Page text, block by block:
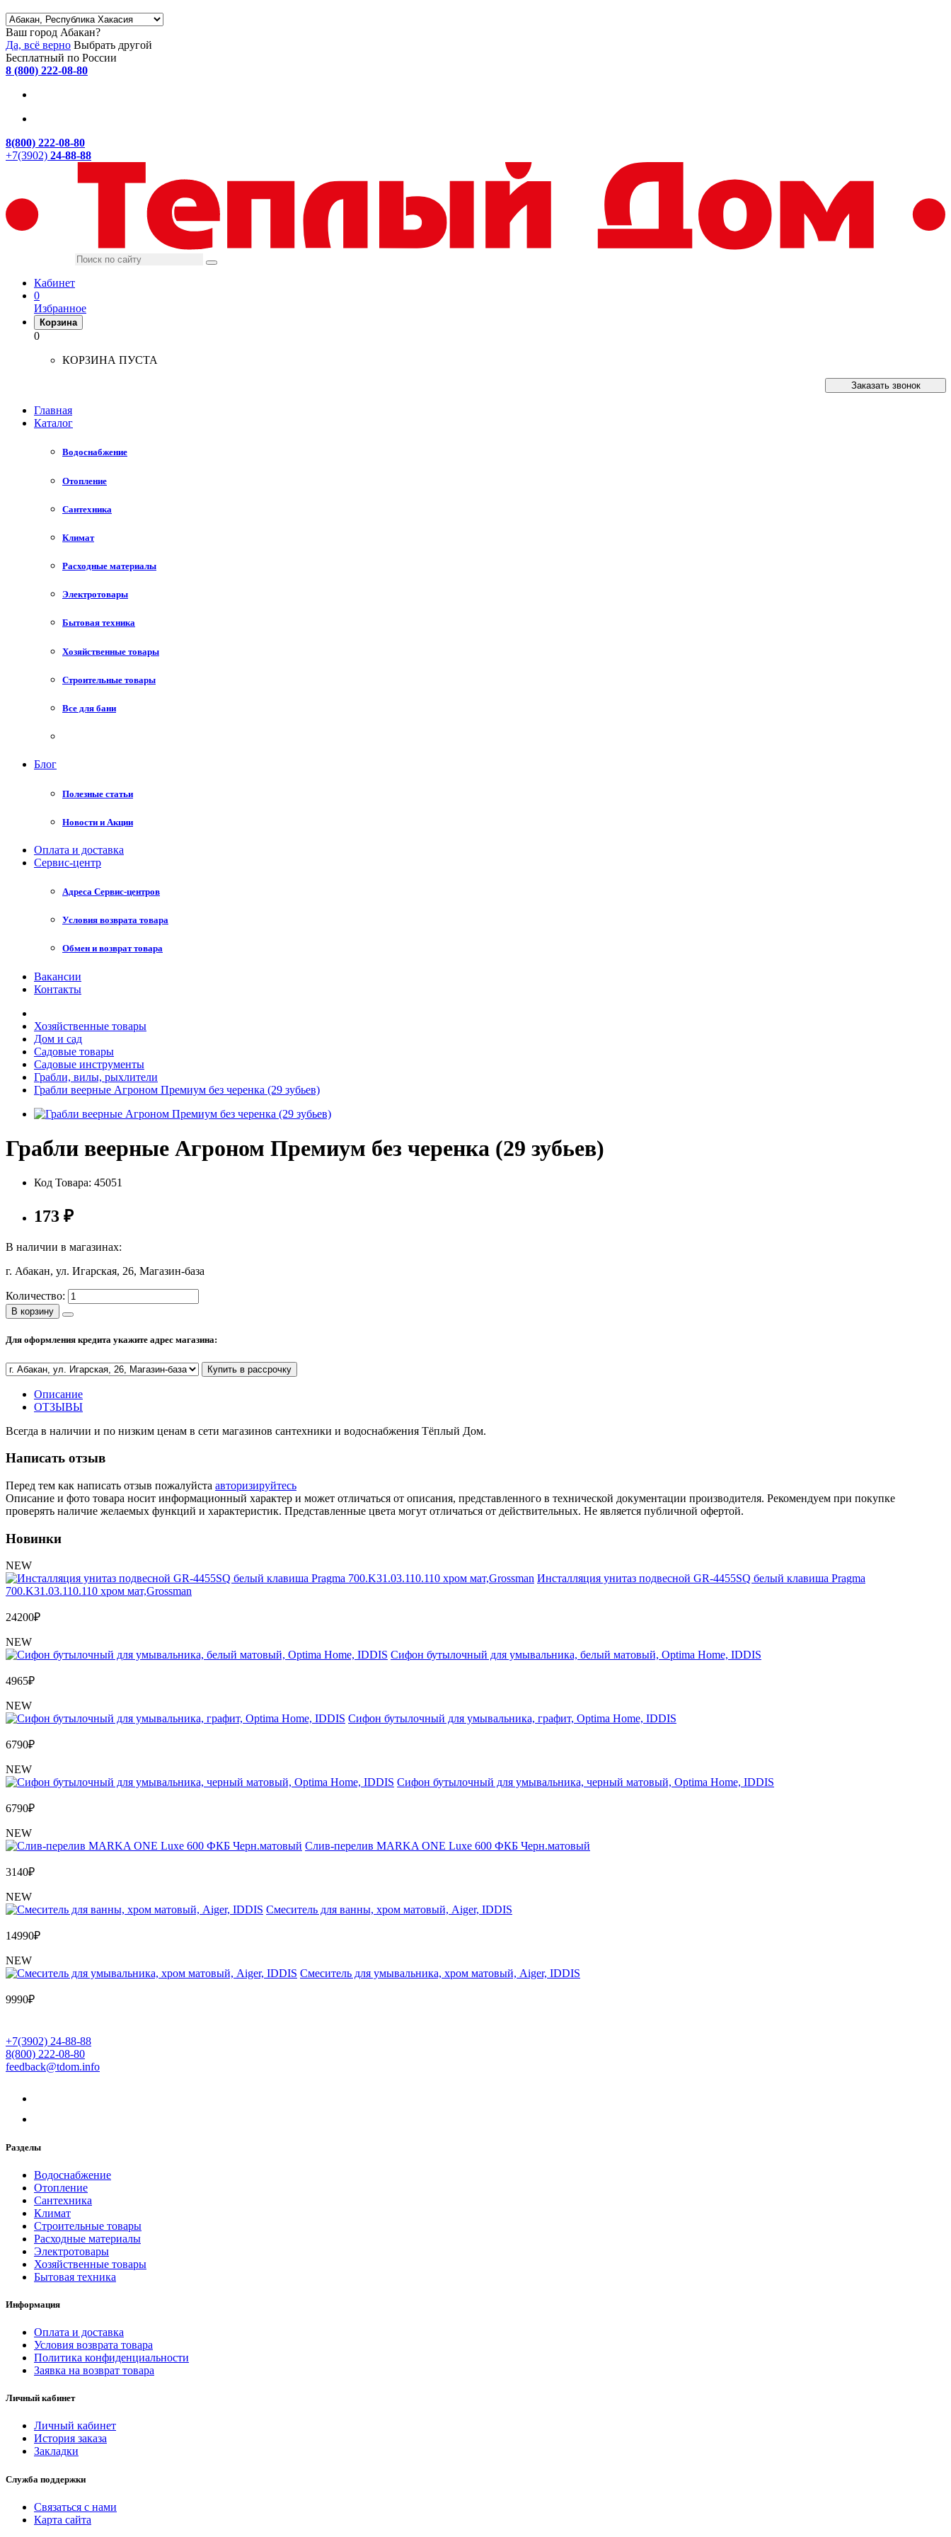
Ваш город Абакан?
Да, всё верно Выбрать другой
Бесплатный по России
8 (800) 222-08-80
8(800) 222-08-80
+7(3902) 24-88-88
Кабинет
0
Избранное
Корзина
0
КОРЗИНА ПУСТА
Заказать звонок
Главная
Каталог
Водоснабжение
Отопление
Сантехника
Климат
Расходные материалы
Электротовары
Бытовая техника
Хозяйственные товары
Строительные товары
Все для бани
Блог
Полезные статьи
Новости и Акции
Оплата и доставка
Сервис-центр
Адреса Сервис-центров
Условия возврата товара
Обмен и возврат товара
Вакансии
Контакты
Хозяйственные товары
Дом и сад
Садовые товары
Садовые инструменты
Грабли, вилы, рыхлители
Грабли веерные Агроном Премиум без черенка (29 зубьев)
Грабли веерные Агроном Премиум без черенка (29 зубьев)
Код Товара: 45051
173 ₽
В наличии в магазинах:
г. Абакан, ул. Игарская, 26, Магазин-база
Количество:
В корзину
Для оформления кредита укажите адрес магазина:
Купить в рассрочку
Описание
ОТЗЫВЫ
Всегда в наличии и по низким ценам в сети магазинов сантехники и водоснабжения Тёплый Дом.
Написать отзыв
Перед тем как написать отзыв пожалуйста авторизируйтесь
Описание и фото товара носит информационный характер и может отличаться от описания, представленного в технической документации производителя. Рекомендуем при покупке
проверять наличие желаемых функций и характеристик. Представленные цвета могут отличаться от действительных. Не является публичной офертой.
Новинки
NEW
Инсталляция унитаз подвесной GR-4455SQ белый клавиша Pragma
700.K31.03.110.110 хром мат,Grossman
24200₽
NEW
Сифон бутылочный для умывальника, белый матовый, Optima Home, IDDIS
4965₽
NEW
Сифон бутылочный для умывальника, графит, Optima Home, IDDIS
6790₽
NEW
Сифон бутылочный для умывальника, черный матовый, Optima Home, IDDIS
6790₽
NEW
Слив-перелив MARKA ONE Luxe 600 ФКБ Черн.матовый
3140₽
NEW
Cмеситель для ванны, хром матовый, Aiger, IDDIS
14990₽
NEW
Cмеситель для умывальника, хром матовый, Aiger, IDDIS
9990₽
+7(3902) 24-88-88
8(800) 222-08-80
feedback@tdom.info
Разделы
Водоснабжение
Отопление
Сантехника
Климат
Строительные товары
Расходные материалы
Электротовары
Хозяйственные товары
Бытовая техника
Информация
Оплата и доставка
Условия возврата товара
Политика конфиденциальности
Заявка на возврат товара
Личный кабинет
Личный кабинет
История заказа
Закладки
Служба поддержки
Связаться с нами
Карта сайта